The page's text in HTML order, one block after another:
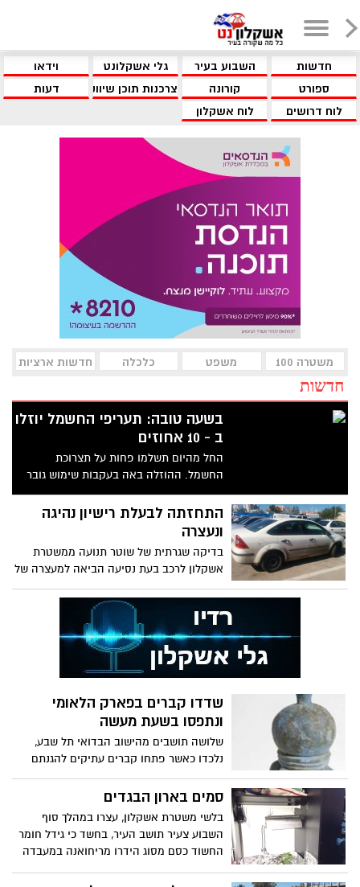
חדשות השבוע בעיר גלי אשקלונט
וידאו
ספורט
קורונה צרכנות תוכן שיווקי
דעות
לוח דרושים
לוח אשקלון
משטרה 100 משפט כלכלה חדשות ארציות
חדשות
בשעה טובה: תעריפי החשמל יוזלו
ב - 10 אחוזים
החל מהיום תשלמו פחות על תצרוכת
החשמל. ההוזלה באה בעקבות שימוש גובר
ממאגר הגז "תמר"
התחזתה לבעלת רישיון נהיגה
ונעצרה
בדיקה שגרתית של שוטר תנועה ממשטרת
אשקלון לרכב בעת נסיעה הביאה למעצרה של
נהגת תושבת אשקלון שנהגה ללא רישיון
נהיגה כלל. הנהגת התחזתה בפני שוטר
התנועה כגיסתה בעלת הרישיון. במהלך
החקירה התברר כי דוחות תנועה שהוגשו כנגד
הנהגת הועברו ככפל קנס לנהגת האמתית
אליה התחזתה לאחר שזו לא שילמה את
שדדו קברים בפארק הלאומי
ונתפסו בשעת מעשה
שלושה תושבים מהישוב הבדואי תל שבע,
נלכדו כאשר פתחו קברים עתיקים להגנתם
אמרו "באנו לאסוף תולעים לצורכי דייג".
מעצרם של השלושה הוארך
סמים בארון הבגדים
בלשי משטרת אשקלון, עצרו במהלך סוף
השבוע צעיר תושב העיר, בחשד כי גידל חומר
החשוד כסם מסוג הידרו מריחואנה במעבדה